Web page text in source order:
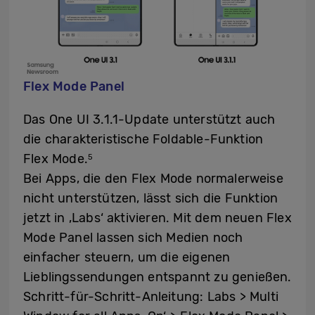
Flex Mode Panel
Das One UI 3.1.1-Update unterstützt auch
die charakteristische Foldable-Funktion
Flex Mode.5
Bei Apps, die den Flex Mode normalerweise
nicht unterstützen, lässt sich die Funktion
jetzt in ‚Labs‘ aktivieren. Mit dem neuen Flex
Mode Panel lassen sich Medien noch
einfacher steuern, um die eigenen
Lieblingssendungen entspannt zu genießen.
Schritt-für-Schritt-Anleitung: Labs > Multi